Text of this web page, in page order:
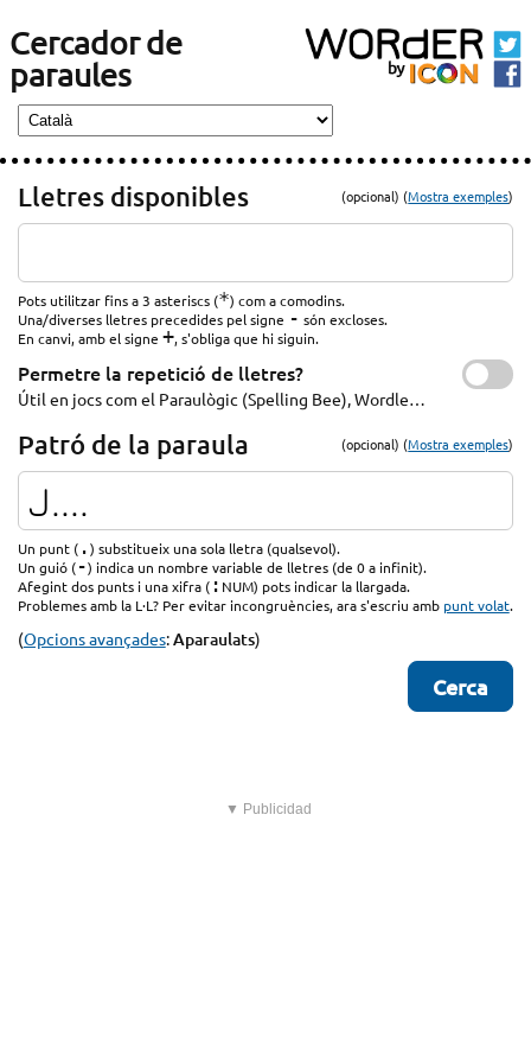
Cercador de
paraules
Lletres disponibles (opcional) (Mostra exemples)
Pots utilitzar fins a 3 asteriscs (*) com a comodins.
Una/diverses lletres precedides pel signe - són excloses.
En canvi, amb el signe +, s'obliga que hi siguin.
Permetre la repetició de lletres?
Útil en jocs com el Paraulògic (Spelling Bee), Wordle…
Patró de la paraula (opcional) (Mostra exemples)
Un punt (.) substitueix una sola lletra (qualsevol).
Un guió (-) indica un nombre variable de lletres (de 0 a infinit).
Afegint dos punts i una xifra (: NUM) pots indicar la llargada.
Problemes amb la L·L? Per evitar incongruències, ara s'escriu amb punt volat.
(Opcions avançades:Aparaulats)
▼ Publicidad